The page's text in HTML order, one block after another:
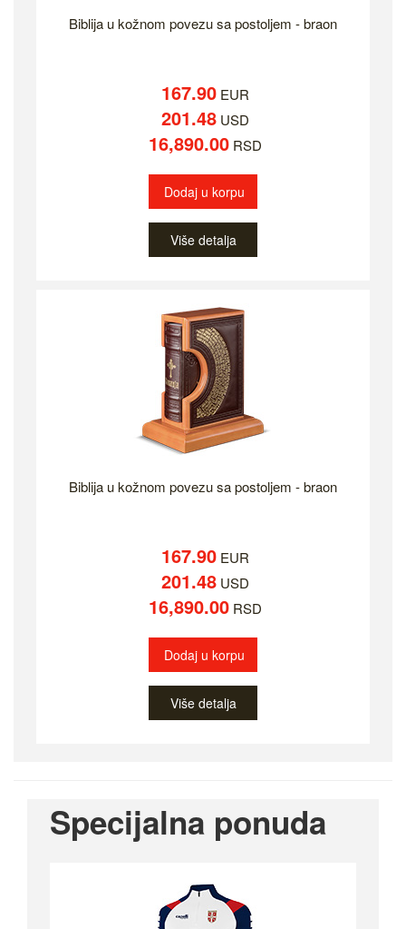
Biblija u kožnom povezu sa postoljem - braon
167.90 EUR
201.48 USD
16,890.00 RSD
Dodaj u korpu
Više detalja
Biblija u kožnom povezu sa postoljem - braon
167.90 EUR
201.48 USD
16,890.00 RSD
Dodaj u korpu
Više detalja
Specijalna ponuda